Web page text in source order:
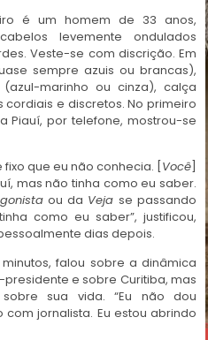
é um homem de 33 anos,
levemente ondulados
Veste-se com discrição. Em
sempre azuis ou brancas),
marinho ou cinza), calça
e discretos. No primeiro
Piauí, por telefone, mostrou-se
que eu não conhecia. [Você]
mas não tinha como eu saber.
ou da Veja se passando
como eu saber”, justificou,
dias depois.
falou sobre a dinâmica
e sobre Curitiba, mas
sua vida. “Eu não dou
com jornalista. Eu estou abrindo